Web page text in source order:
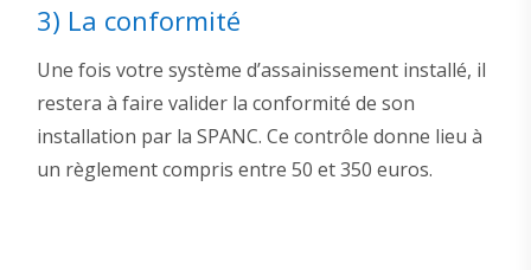
3) La conformité
Une fois votre système d’assainissement installé, il
restera à faire valider la conformité de son
installation par la SPANC. Ce contrôle donne lieu à
un règlement compris entre 50 et 350 euros.